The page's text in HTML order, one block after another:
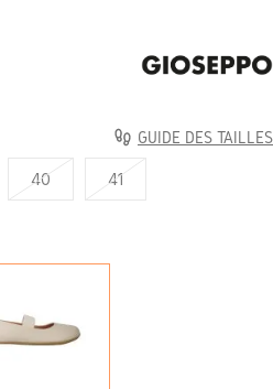
GUIDE DES TAILLES
40 41